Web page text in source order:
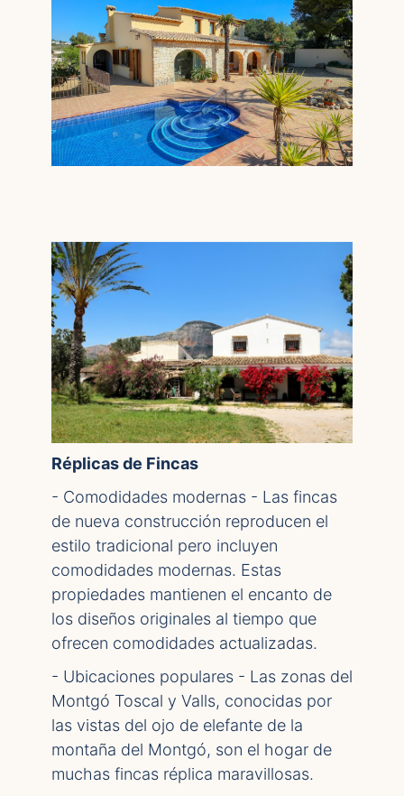
Réplicas de Fincas
- Comodidades modernas - Las fincas
de nueva construcción reproducen el
estilo tradicional pero incluyen
comodidades modernas. Estas
propiedades mantienen el encanto de
los diseños originales al tiempo que
ofrecen comodidades actualizadas.
- Ubicaciones populares - Las zonas del
Montgó Toscal y Valls, conocidas por
las vistas del ojo de elefante de la
montaña del Montgó, son el hogar de
muchas fincas réplica maravillosas.